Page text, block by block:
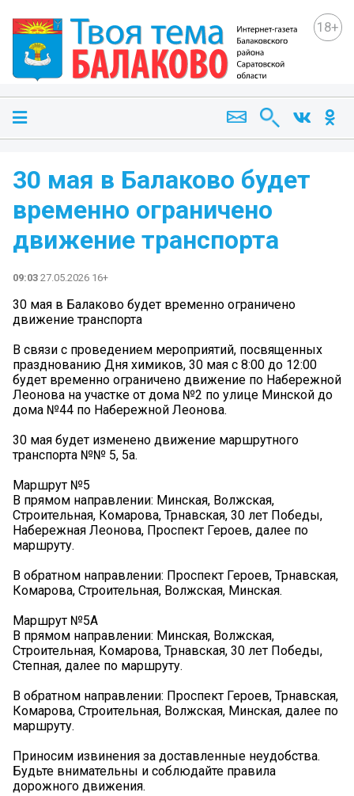
18+
30 мая в Балаково будет
временно ограничено
движение транспорта
09:03 27.05.2026 16+
30 мая в Балаково будет временно ограничено
движение транспорта
В связи с проведением мероприятий, посвященных
празднованию Дня химиков, 30 мая с 8:00 до 12:00
будет временно ограничено движение по Набережной
Леонова на участке от дома №2 по улице Минской до
дома №44 по Набережной Леонова.
30 мая будет изменено движение маршрутного
транспорта №№ 5, 5а.
Маршрут №5
В прямом направлении: Минская, Волжская,
Строительная, Комарова, Трнавская, 30 лет Победы,
Набережная Леонова, Проспект Героев, далее по
маршруту.
В обратном направлении: Проспект Героев, Трнавская,
Комарова, Строительная, Волжская, Минская.
Маршрут №5А
В прямом направлении: Минская, Волжская,
Строительная, Комарова, Трнавская, 30 лет Победы,
Степная, далее по маршруту.
В обратном направлении: Проспект Героев, Трнавская,
Комарова, Строительная, Волжская, Минская, далее по
маршруту.
Приносим извинения за доставленные неудобства.
Будьте внимательны и соблюдайте правила
дорожного движения.